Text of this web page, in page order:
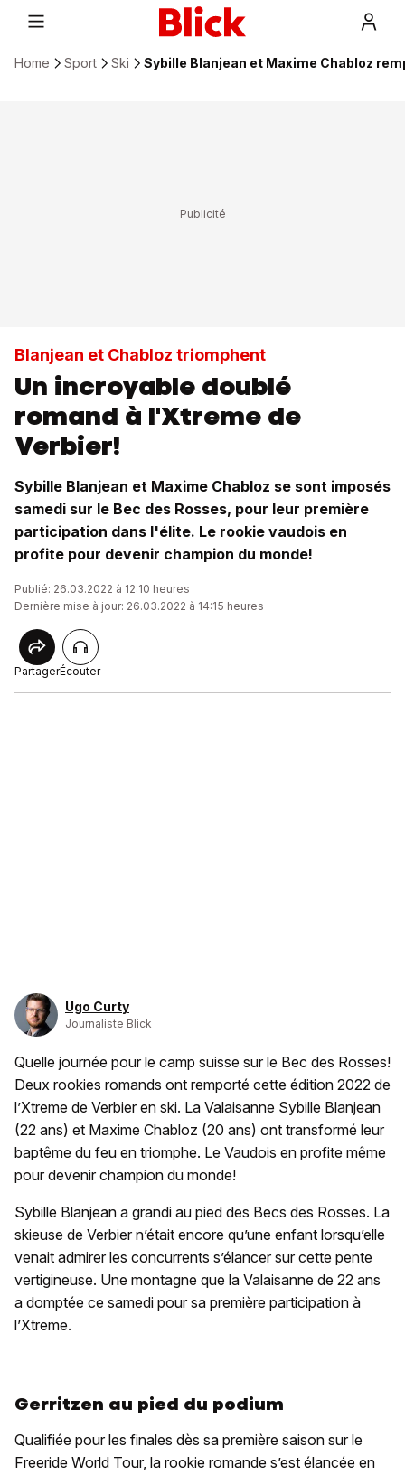
Home Sport Ski Sybille Blanjean et Maxime Chabloz
Blanjean et Chabloz triomphent
Un incroyable doublé
romand à l'Xtreme de
Verbier!
Sybille Blanjean et Maxime Chabloz se sont imposés
samedi sur le Bec des Rosses, pour leur première
participation dans l'élite. Le rookie vaudois en
profite pour devenir champion du monde!
Publié: 26.03.2022 à 12:10 heures
Dernière mise à jour: 26.03.2022 à 14:15 heures
PartagerÉcouter
Ugo Curty
Journaliste Blick
Quelle journée pour le camp suisse sur le Bec des Rosses!
Deux rookies romands ont remporté cette édition 2022 de
l’Xtreme de Verbier en ski. La Valaisanne Sybille Blanjean
(22 ans) et Maxime Chabloz (20 ans) ont transformé leur
baptême du feu en triomphe. Le Vaudois en profite même
pour devenir champion du monde!
Sybille Blanjean a grandi au pied des Becs des Rosses. La
skieuse de Verbier n’était encore qu’une enfant lorsqu’elle
venait admirer les concurrents s’élancer sur cette pente
vertigineuse. Une montagne que la Valaisanne de 22 ans
a domptée ce samedi pour sa première participation à
l’Xtreme.
Gerritzen au pied du podium
Qualifiée pour les finales dès sa première saison sur le
Freeride World Tour, la rookie romande s’est élancée en